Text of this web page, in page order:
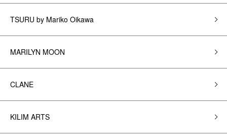
TSURU by Mariko Oikawa
MARILYN MOON
CLANE
KILIM ARTS